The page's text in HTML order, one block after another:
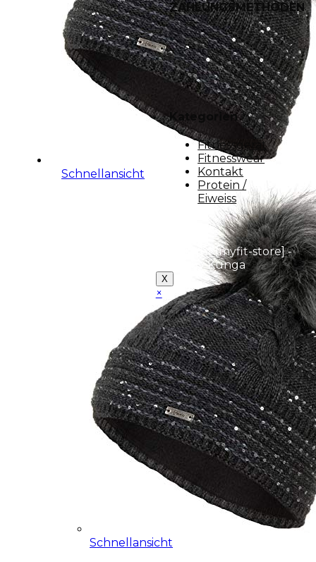
Schnellansicht
Schnellansicht
ZAHLUNGSMETHODEN
Kategorien
Fitnessgerät
Fitnesswear
Kontakt
Protein /
Eiweiss
Copyright [myfit-store] -
Made by Kunga
X
×
Close
this
module
Demo Website!
Diese Seite ist eine
Demo Affiliate Website!